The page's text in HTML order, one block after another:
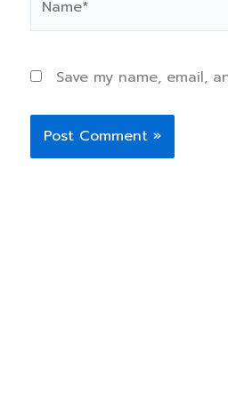
Save my name, email,